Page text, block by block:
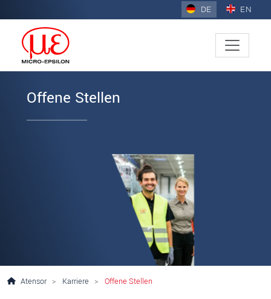
DE EN
Offene Stellen
Atensor Karriere Offene Stellen